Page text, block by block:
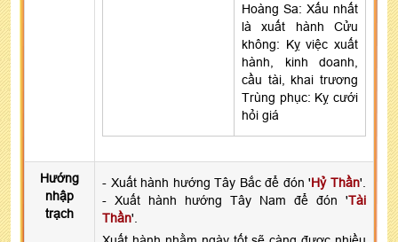
Hoàng Sa: Xấu nhất
là xuất hành Cửu
không: Kỵ việc xuất
hành, kinh doanh,
cầu tài, khai trương
Trùng phục: Kỵ cưới
hỏi giá
Hướng
nhập
trạch
- Xuất hành hướng Tây Bắc để đón 'Hỷ Thần'.
- Xuất hành hướng Tây Nam để đón 'Tài
Thần'.